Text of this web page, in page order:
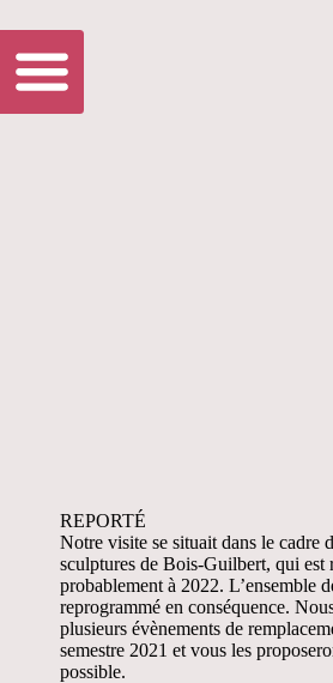
REPORTÉ
Notre visite se situait dans le cadre
sculptures de Bois-Guilbert, qui est
probablement à 2022. L’ensemble
reprogrammé en conséquence.
plusieurs évènements de
semestre 2021 et vous les
possible.